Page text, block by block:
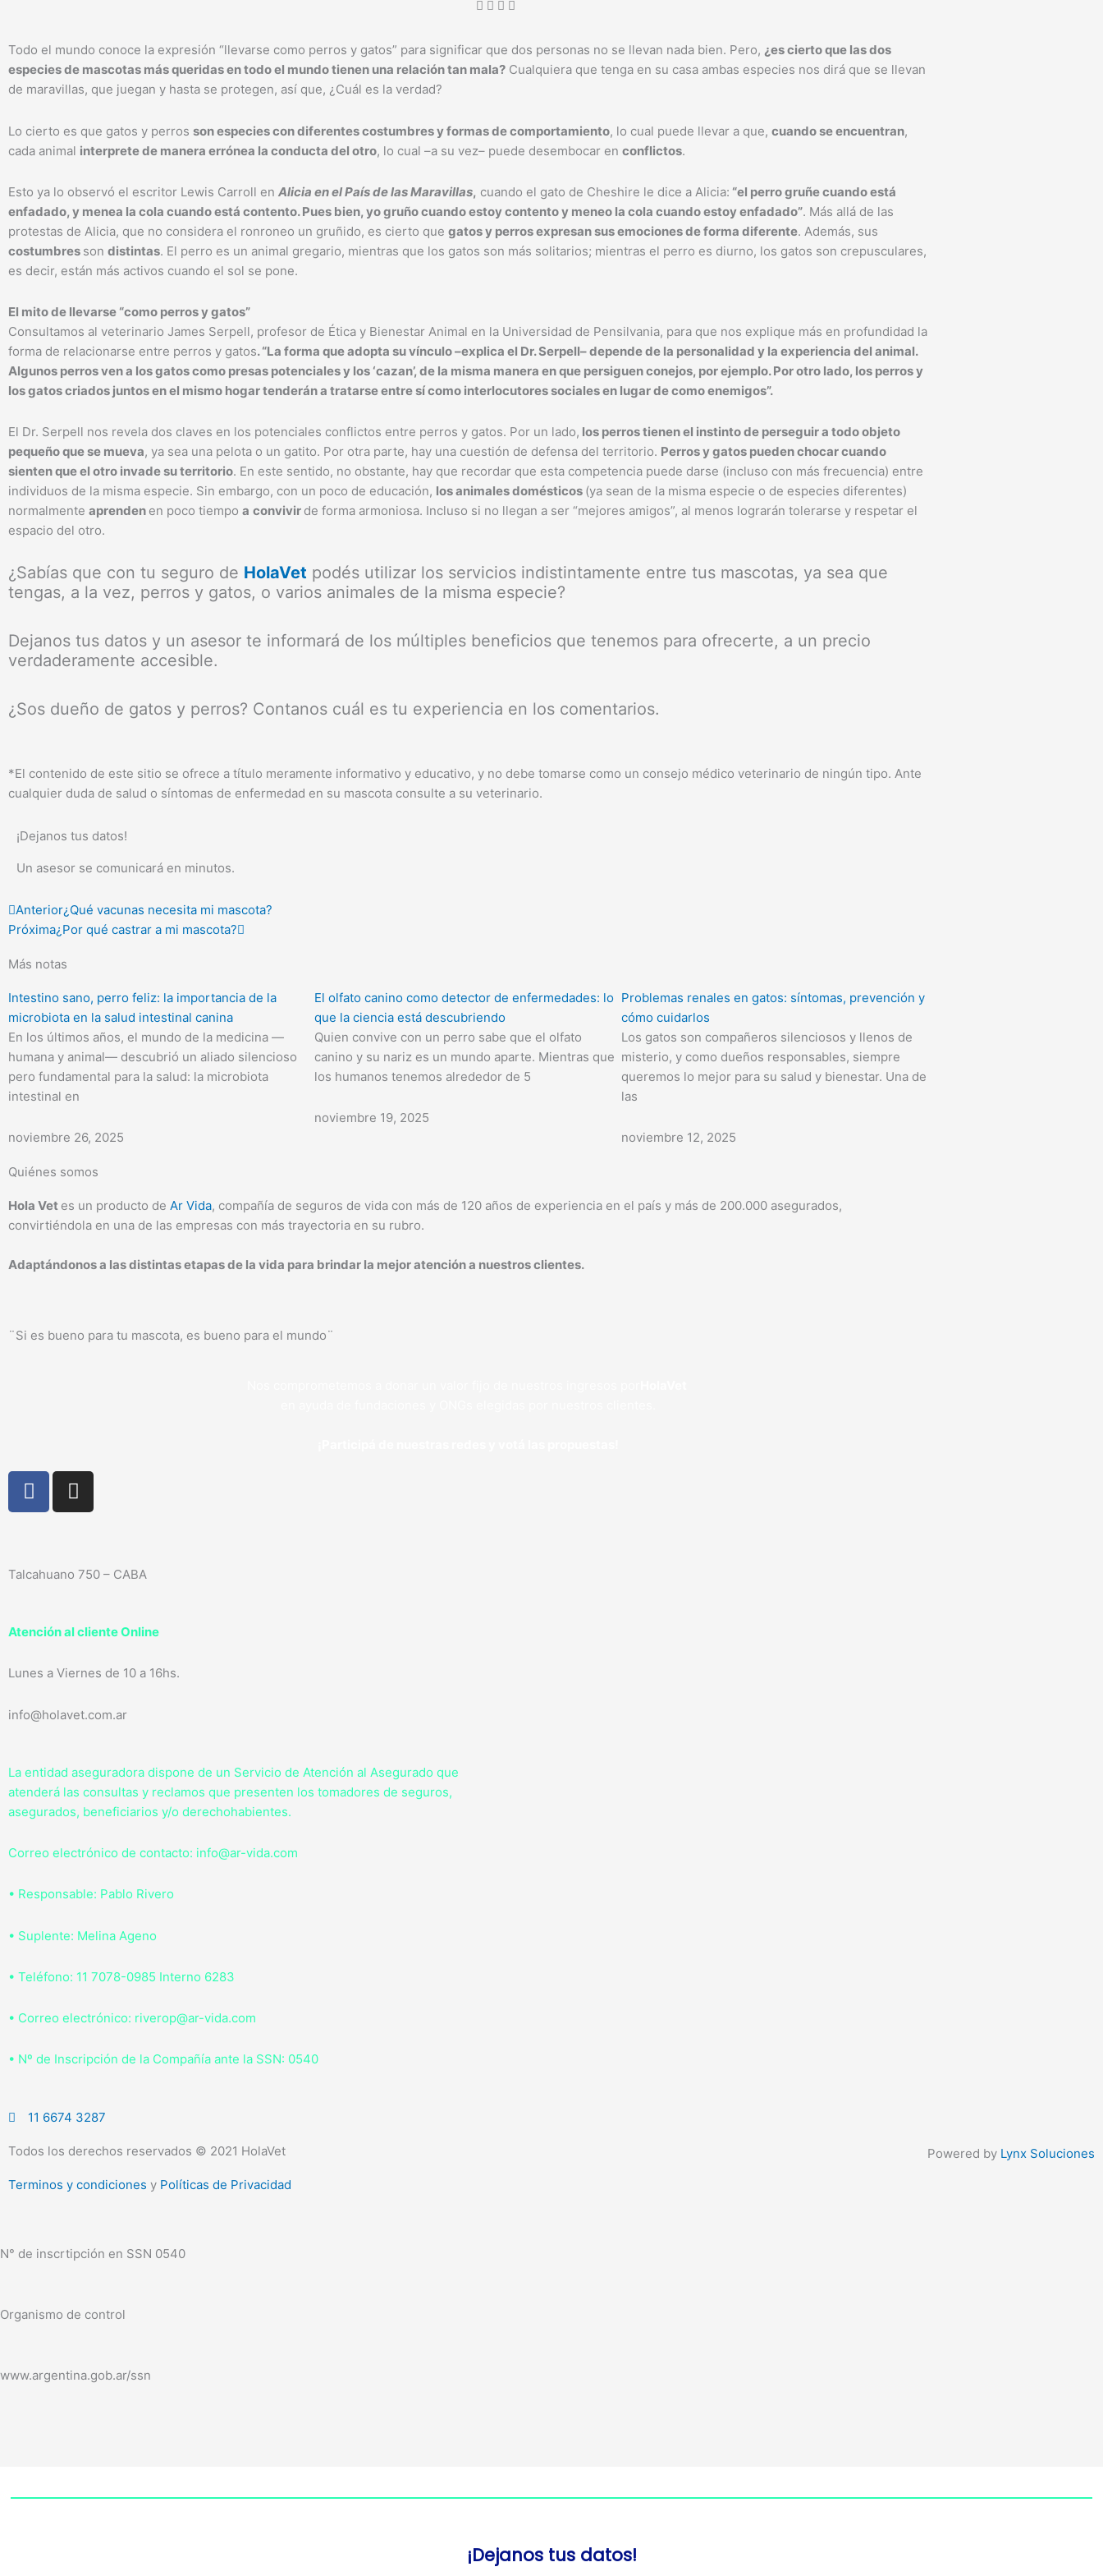
Todo el mundo conoce la expresión “llevarse como perros y gatos” para significar que dos personas no se llevan nada bien. Pero, ¿es cierto que las dos
especies de mascotas más queridas en todo el mundo tienen una relación tan mala? Cualquiera que tenga en su casa ambas especies nos dirá que se llevan
de maravillas, que juegan y hasta se protegen, así que, ¿Cuál es la verdad?
Lo cierto es que gatos y perros son especies con diferentes costumbres y formas de comportamiento, lo cual puede llevar a que, cuando se encuentran,
cada animal interprete de manera errónea la conducta del otro, lo cual –a su vez– puede desembocar en conflictos.
Esto ya lo observó el escritor Lewis Carroll en Alicia en el País de las Maravillas, cuando el gato de Cheshire le dice a Alicia: “el perro gruñe cuando está
enfadado, y menea la cola cuando está contento. Pues bien, yo gruño cuando estoy contento y meneo la cola cuando estoy enfadado”. Más allá de las
protestas de Alicia, que no considera el ronroneo un gruñido, es cierto que gatos y perros expresan sus emociones de forma diferente. Además, sus
costumbres son distintas. El perro es un animal gregario, mientras que los gatos son más solitarios; mientras el perro es diurno, los gatos son crepusculares,
es decir, están más activos cuando el sol se pone.
El mito de llevarse “como perros y gatos”
Consultamos al veterinario James Serpell, profesor de Ética y Bienestar Animal en la Universidad de Pensilvania, para que nos explique más en profundidad la
forma de relacionarse entre perros y gatos. “La forma que adopta su vínculo –explica el Dr. Serpell– depende de la personalidad y la experiencia del animal.
Algunos perros ven a los gatos como presas potenciales y los ‘cazan’, de la misma manera en que persiguen conejos, por ejemplo. Por otro lado, los perros y
los gatos criados juntos en el mismo hogar tenderán a tratarse entre sí como interlocutores sociales en lugar de como enemigos”.
El Dr. Serpell nos revela dos claves en los potenciales conflictos entre perros y gatos. Por un lado, los perros tienen el instinto de perseguir a todo objeto
pequeño que se mueva, ya sea una pelota o un gatito. Por otra parte, hay una cuestión de defensa del territorio. Perros y gatos pueden chocar cuando
sienten que el otro invade su territorio. En este sentido, no obstante, hay que recordar que esta competencia puede darse (incluso con más frecuencia) entre
individuos de la misma especie. Sin embargo, con un poco de educación, los animales domésticos (ya sean de la misma especie o de especies diferentes)
normalmente aprenden en poco tiempo a convivir de forma armoniosa. Incluso si no llegan a ser “mejores amigos”, al menos lograrán tolerarse y respetar el
espacio del otro.
¿Sabías que con tu seguro de HolaVet podés utilizar los servicios indistintamente entre tus mascotas, ya sea que
tengas, a la vez, perros y gatos, o varios animales de la misma especie?
Dejanos tus datos y un asesor te informará de los múltiples beneficios que tenemos para ofrecerte, a un precio
verdaderamente accesible.
¿Sos dueño de gatos y perros? Contanos cuál es tu experiencia en los comentarios.
*El contenido de este sitio se ofrece a título meramente informativo y educativo, y no debe tomarse como un consejo médico veterinario de ningún tipo. Ante
cualquier duda de salud o síntomas de enfermedad en su mascota consulte a su veterinario.
¡Dejanos tus datos!
Un asesor se comunicará en minutos.
Ant
Anterior¿Qué vacunas necesita mi mascota?
Próxima¿Por qué castrar a mi mascota?
Siguiente
Más notas
Intestino sano, perro feliz: la importancia de la
microbiota en la salud intestinal canina
En los últimos años, el mundo de la medicina —
humana y animal— descubrió un aliado silencioso
pero fundamental para la salud: la microbiota
intestinal en
noviembre 26, 2025
El olfato canino como detector de enfermedades: lo
que la ciencia está descubriendo
Quien convive con un perro sabe que el olfato
canino y su nariz es un mundo aparte. Mientras que
los humanos tenemos alrededor de 5
noviembre 19, 2025
Problemas renales en gatos: síntomas, prevención y
cómo cuidarlos
Los gatos son compañeros silenciosos y llenos de
misterio, y como dueños responsables, siempre
queremos lo mejor para su salud y bienestar. Una de
las
noviembre 12, 2025
Quiénes somos
Hola Vet es un producto de Ar Vida, compañía de seguros de vida con más de 120 años de experiencia en el país y más de 200.000 asegurados,
convirtiéndola en una de las empresas con más trayectoria en su rubro.
Adaptándonos a las distintas etapas de la vida para brindar la mejor atención a nuestros clientes.
¨Si es bueno para tu mascota, es bueno para el mundo¨
F
a
o
k
-
f
I
n
g
a
m
Talcahuano 750 – CABA
Atención al cliente Online
Lunes a Viernes de 10 a 16hs.
info@holavet.com.ar
La entidad aseguradora dispone de un Servicio de Atención al Asegurado que
atenderá las consultas y reclamos que presenten los tomadores de seguros,
asegurados, beneficiarios y/o derechohabientes.
Correo electrónico de contacto: info@ar-vida.com
• Responsable: Pablo Rivero
• Suplente: Melina Ageno
• Teléfono: 11 7078-0985 Interno 6283
• Correo electrónico: riverop@ar-vida.com
• Nº de Inscripción de la Compañía ante la SSN: 0540
11 6674 3287
Todos los derechos reservados © 2021 HolaVet
Terminos y condiciones y Políticas de Privacidad
Powered by Lynx Soluciones
N° de inscrtipción en SSN 0540
Organismo de control
www.argentina.gob.ar/ssn
¡Dejanos tus datos!